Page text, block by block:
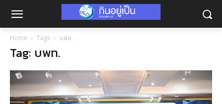
Home Tags บพท.
Tag: บพท.